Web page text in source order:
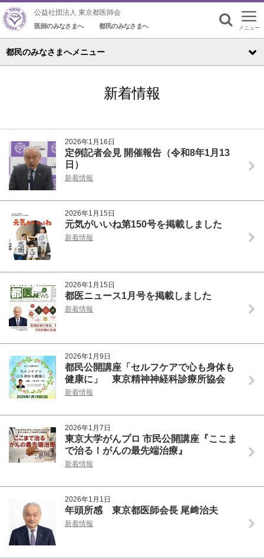
公益社団法人 東京都医師会
医師のみなさまへ 都民のみなさまへ メニュー
検索
都民のみなさまへメニュー
新着情報
2026年1月16日
定例記者会見 開催報告（令和8年1月13
日）
新着情報
2026年1月15日
元気がいいね第150号を掲載しました
新着情報
2026年1月15日
都医ニュース1月号を掲載しました
新着情報
2026年1月9日
都民公開講座「セルフケアで心も身体も
健康に」 東京精神神経科診療所協会
新着情報
2026年1月7日
東京大学がんプロ 市民公開講座『ここま
で治る！がんの最先端治療』
新着情報
2026年1月1日
年頭所感 東京都医師会長 尾﨑治夫
新着情報